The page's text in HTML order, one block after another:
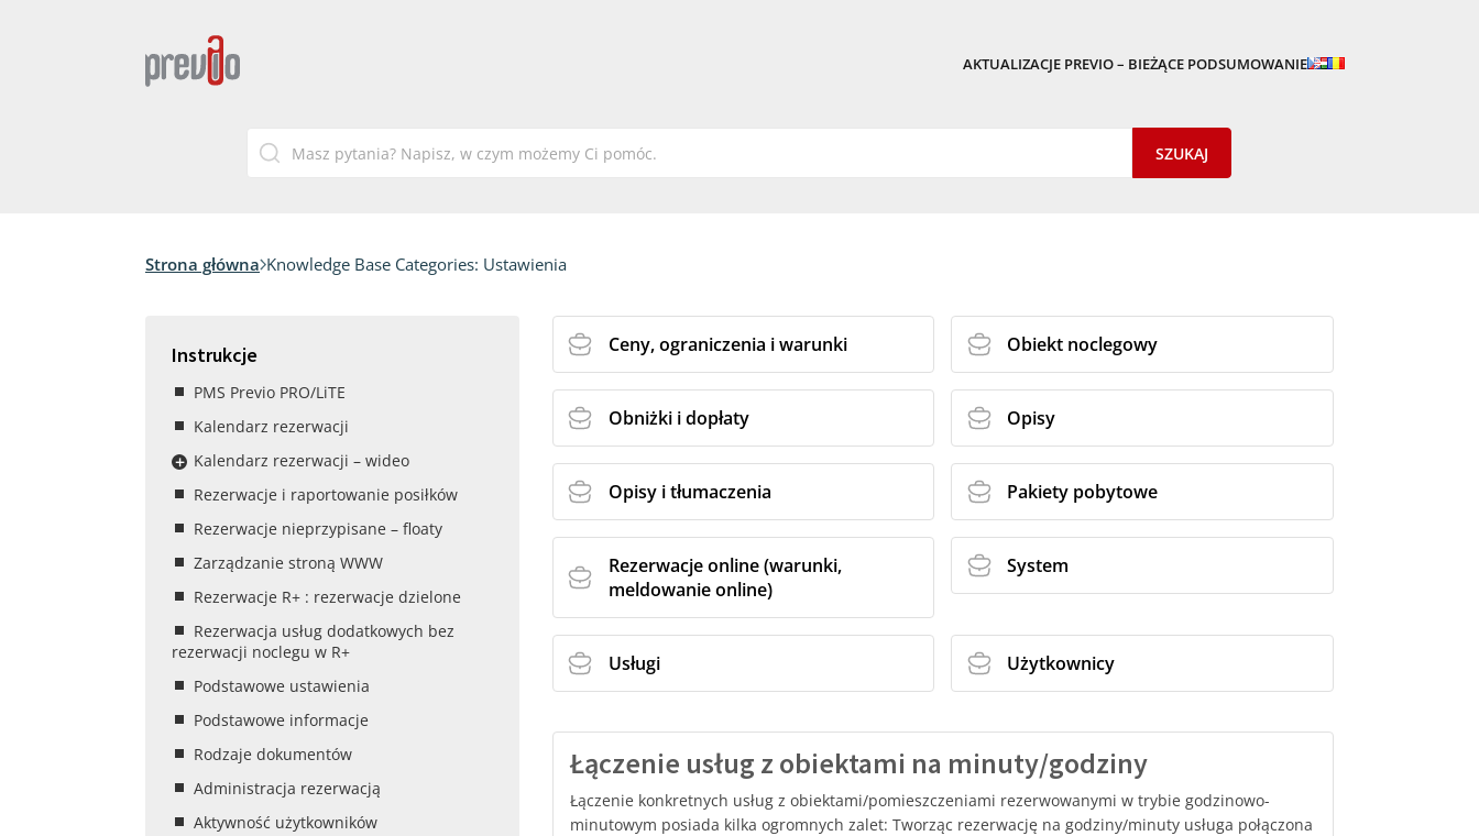
AKTUALIZACJE PREVIO – BIEŻĄCE PODSUMOWANIE
Strona główna Knowledge Base Categories: Ustawienia
Instrukcje
PMS Previo PRO/LiTE
Kalendarz rezerwacji
Kalendarz rezerwacji – wideo
Rezerwacje i raportowanie posiłków
Rezerwacje nieprzypisane – floaty
Zarządzanie stroną WWW
Rezerwacje R+ : rezerwacje dzielone
Rezerwacja usług dodatkowych bez
rezerwacji noclegu w R+
Podstawowe ustawienia
Podstawowe informacje
Rodzaje dokumentów
Administracja rezerwacją
Aktywność użytkowników
Ceny, ograniczenia i warunki Obiekt noclegowy
Obniżki i dopłaty Opisy
Opisy i tłumaczenia Pakiety pobytowe
Rezerwacje online (warunki,
meldowanie online)
System
Usługi Użytkownicy
Łączenie usług z obiektami na minuty/godziny
Łączenie konkretnych usług z obiektami/pomieszczeniami rezerwowanymi w trybie godzinowo-
minutowym posiada kilka ogromnych zalet: Tworząc rezerwację na godziny/minuty usługa połączona